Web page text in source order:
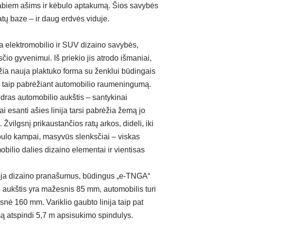
ašims ir kėbulo aptakumą. Šios savybės
baze – ir daug erdvės viduje.
elektromobilio ir SUV dizaino savybės,
gyvenimui. Iš priekio jis atrodo išmaniai,
nauja plaktuko forma su ženklui būdingais
pabrėžiant automobilio raumeningumą.
automobilio aukštis – santykinai
esanti ašies linija tarsi pabrėžia žemą jo
prikaustančios ratų arkos, dideli, iki
kampai, masyvūs slenksčiai – viskas
dalies dizaino elementai ir vientisas
dizaino pranašumus, būdingus „e-TNGA“
yra mažesnis 85 mm, automobilis turi
160 mm. Variklio gaubto linija taip pat
atspindi 5,7 m apsisukimo spindulys.